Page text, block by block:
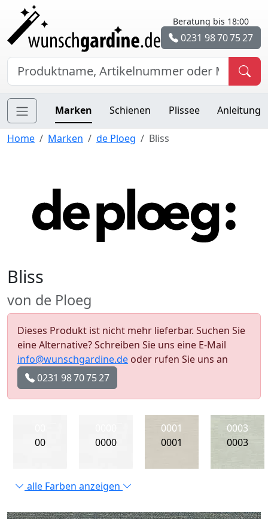
Beratung bis 18:00
0231 98 70 75 27
Marken Schienen Plissee Anleitung
Home Marken de Ploeg Bliss
Bliss
von de Ploeg
Dieses Produkt ist nicht mehr lieferbar. Suchen Sie
eine Alternative? Schreiben Sie uns eine E-Mail
info@wunschgardine.de oder rufen Sie uns an
0231 98 70 75 27
00
0000
0001
0001
0003
0003
alle Farben anzeigen